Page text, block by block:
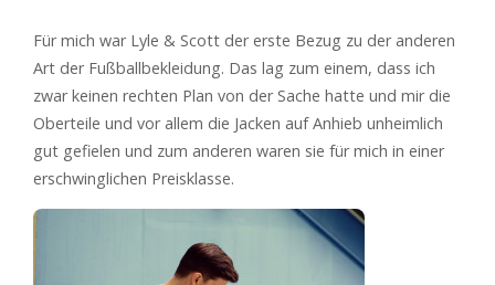
Für mich war Lyle & Scott der erste Bezug zu der anderen
Art der Fußballbekleidung. Das lag zum einem, dass ich
zwar keinen rechten Plan von der Sache hatte und mir die
Oberteile und vor allem die Jacken auf Anhieb unheimlich
gut gefielen und zum anderen waren sie für mich in einer
erschwinglichen Preisklasse.